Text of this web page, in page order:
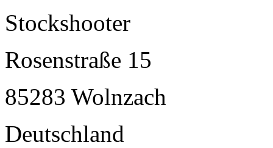
Stockshooter
Rosenstraße 15
85283 Wolnzach
Deutschland